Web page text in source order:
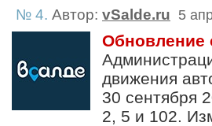
№ 4. Автор: vSalde.ru 5
Обновление
движения
30 сентября
2, 5 и 102.